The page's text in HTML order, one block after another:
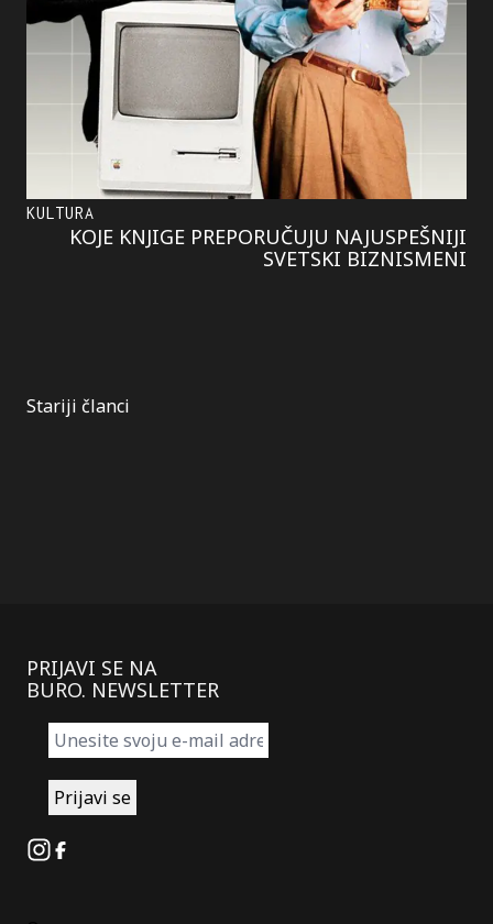
KULTURA
KOJE KNJIGE PREPORUČUJU NAJUSPEŠNIJI
SVETSKI BIZNISMENI
Kretanje
Stariji članci
PRIJAVI SE NA
BURO. NEWSLETTER
Instagram
Facebook